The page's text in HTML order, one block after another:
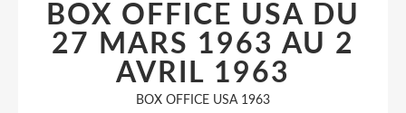
BOX OFFICE USA DU
27 MARS 1963 AU 2
AVRIL 1963
BOX OFFICE USA 1963